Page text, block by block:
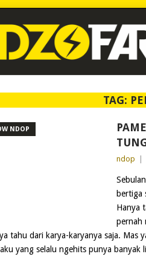
TAG:
NDOP
ndop
bertiga
Hanya
pernah
tahu dari karya-karyanya saja. Mas
yang selalu ngehits punya